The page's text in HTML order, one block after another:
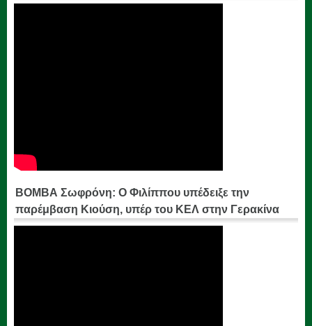
ΒΟΜΒΑ Σωφρόνη: Ο Φιλίππου υπέδειξε την
παρέμβαση Κιούση, υπέρ του ΚΕΛ στην Γερακίνα